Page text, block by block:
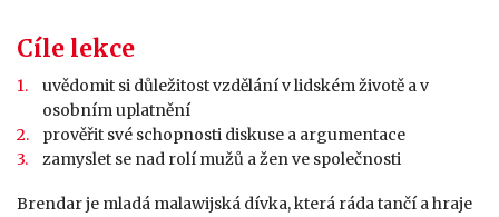
Cíle lekce
uvědomit si důležitost vzdělání v lidském životě a v
osobním uplatnění
prověřit své schopnosti diskuse a argumentace
zamyslet se nad rolí mužů a žen ve společnosti
Brendar je mladá malawijská dívka, která ráda tančí a hraje